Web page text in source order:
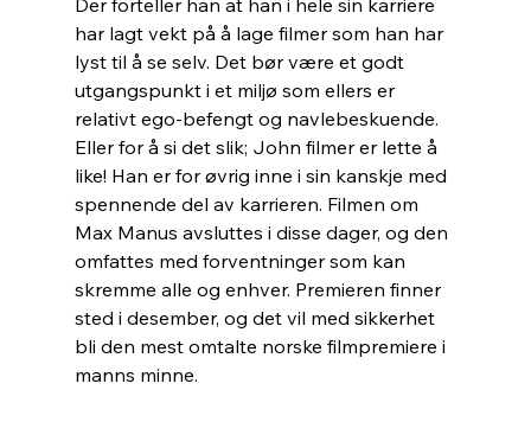
Der forteller han at han i hele sin karriere
har lagt vekt på å lage filmer som han har
lyst til å se selv. Det bør være et godt
utgangspunkt i et miljø som ellers er
relativt ego-befengt og navlebeskuende.
Eller for å si det slik; John filmer er lette å
like! Han er for øvrig inne i sin kanskje med
spennende del av karrieren. Filmen om
Max Manus avsluttes i disse dager, og den
omfattes med forventninger som kan
skremme alle og enhver. Premieren finner
sted i desember, og det vil med sikkerhet
bli den mest omtalte norske filmpremiere i
manns minne.